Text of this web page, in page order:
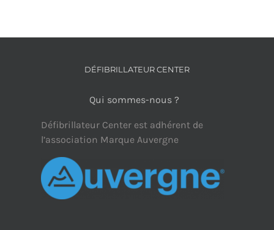
DÉFIBRILLATEUR CENTER
Qui sommes-nous ?
Défibrillateur Center est adhérent de
l’association Marque Auvergne